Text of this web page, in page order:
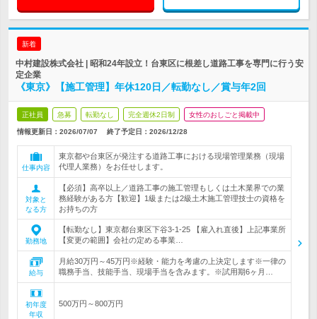
新着
中村建設株式会社 | 昭和24年設立！台東区に根差し道路工事を専門に行う安
定企業
《東京》【施工管理】年休120日／転勤なし／賞与年2回
正社員 急募 転勤なし 完全週休2日制 女性のおしごと掲載中
情報更新日：2026/07/07 終了予定日： 2026/12/28
仕事内容
東京都や台東区が発注する道路工事における現場管理業務（現場
代理人業務）をお任せします。
対象と
なる方
【必須】高卒以上／道路工事の施工管理もしくは土木業界での業
務経験がある方【歓迎】1級または2級土木施工管理技士の資格を
お持ちの方
勤務地
【転勤なし】東京都台東区下谷3-1-25 【雇入れ直後】上記事業所
【変更の範囲】会社の定める事業…
給与
月給30万円～45万円※経験・能力を考慮の上決定します※一律の
職務手当、技能手当、現場手当を含みます。※試用期6ヶ月…
初年度
年収
500万円～800万円